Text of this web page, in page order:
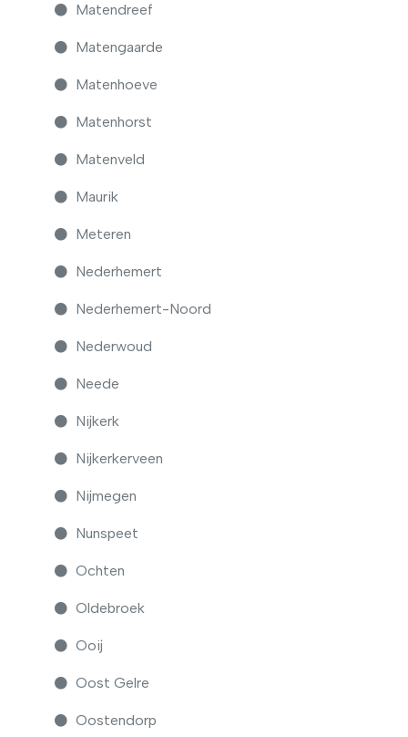
Matendreef
Matengaarde
Matenhoeve
Matenhorst
Matenveld
Maurik
Meteren
Nederhemert
Nederhemert-Noord
Nederwoud
Neede
Nijkerk
Nijkerkerveen
Nijmegen
Nunspeet
Ochten
Oldebroek
Ooij
Oost Gelre
Oostendorp